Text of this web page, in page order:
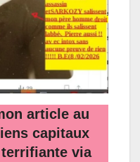
article au
capitaux
via